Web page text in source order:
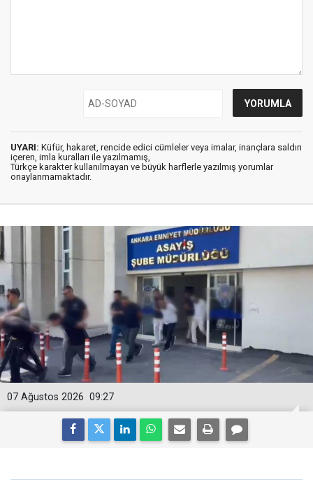
UYARI: Küfür, hakaret, rencide edici cümleler veya imalar, inançlara saldırı
içeren, imla kuralları ile yazılmamış,
Türkçe karakter kullanılmayan ve büyük harflerle yazılmış yorumlar
onaylanmamaktadır.
09:27
07 Ağustos 2026